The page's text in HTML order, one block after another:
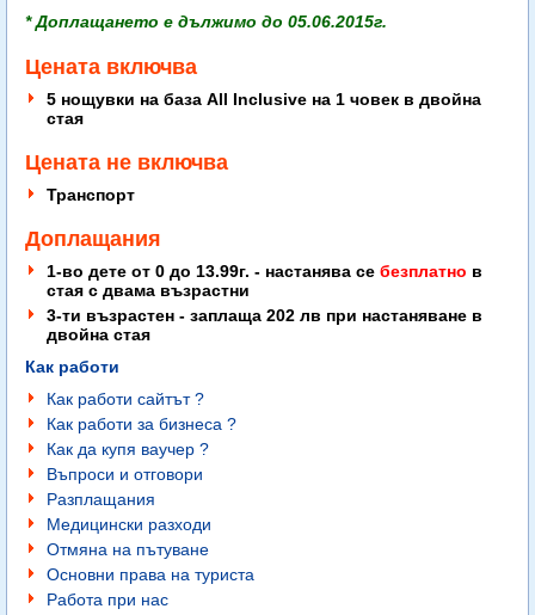
* Доплащането е дължимо до 05.06.2015г.
Цената включва
5 нощувки на база All Inclusive на 1 човек в двойна
стая
Цената не включва
Транспорт
Доплащания
1-во дете от 0 до 13.99г. - настанява се безплатно в
стая с двама възрастни
3-ти възрастен - заплаща 202 лв при настаняване в
двойна стая
Как работи
Как работи сайтът ?
Как работи за бизнеса ?
Как да купя ваучер ?
Въпроси и отговори
Разплащания
Медицински разходи
Отмяна на пътуване
Основни права на туриста
Работа при нас